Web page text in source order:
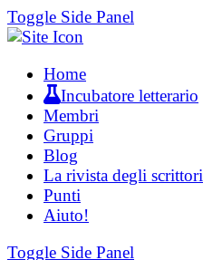
Toggle Side Panel
Home
Incubatore letterario
Membri
Gruppi
Blog
La rivista degli scrittori
Punti
Aiuto!
Toggle Side Panel